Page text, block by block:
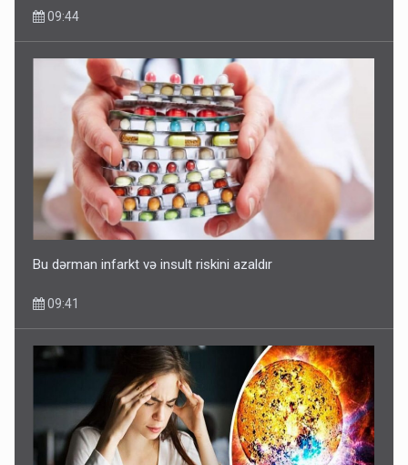
09:44
Bu dərman infarkt və insult riskini azaldır
09:41